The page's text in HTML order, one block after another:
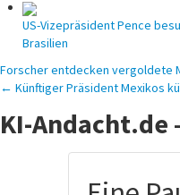
US-Vizepräsident Pence
Brasilien
Forscher entdecken vergoldete
← Künftiger Präsident Mexikos
KI-Andacht.de